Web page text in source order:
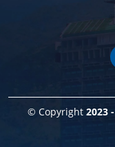
© Copyright 2023 -